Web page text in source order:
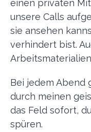
einen privaten
unsere Calls
sie ansehen
verhindert bist.
Bei jedem Abend
durch meinen
das Feld sofort,
spüren.